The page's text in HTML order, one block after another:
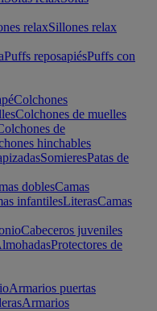
relaxSillones relax
Puffs reposapiésPuffs con
Colchones
Colchones de muelles
de
hinchables
SomieresPatas de
doblesCamas
infantilesLiterasCamas
Cabeceros juveniles
Protectores de
Armarios puertas
Armarios